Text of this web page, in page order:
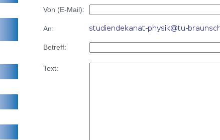
Von (E-Mail):
An:
Betreff:
Text: